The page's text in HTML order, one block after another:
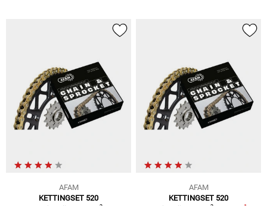
AFAM
KETTINGSET 520
AFAM
KETTINGSET 520